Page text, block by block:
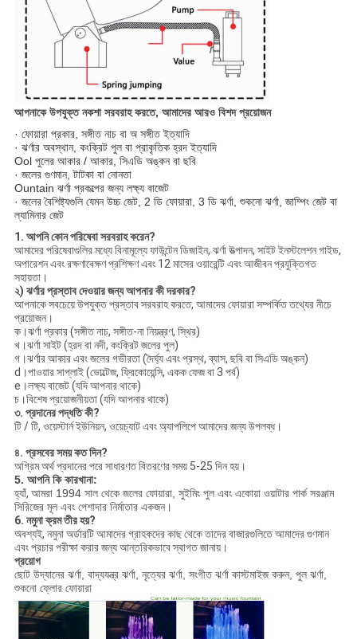
আপনাকে উপযুক্ত নকশা সরবরাহ করতে, আমাদের আরও বিশদ প্রয়োজন
· ফোয়ারা প্রকার, সঙ্গীত নাচ বা অ সঙ্গীত ইত্যাদি
· ঝর্ণার অবস্থান, কংক্রিট পুল বা প্রাকৃতিক হ্রদ ইত্যাদি
Ool পুলের আকার / আকার, সিএডি অঙ্কন বা ছবি
· জলের গুণমান, টাটকা বা নোনতা
Ountain ঝর্ণা প্রকল্পের জন্য লক্ষ্য বাজেট
· জলের বৈশিষ্ট্যগুলি যেমন উচ্চ জেট, 2 ডি ফোয়ারা, 3 ডি ঝর্ণা, শুকনো ঝর্ণা, জাম্পিং জেট বা
ল্যামিনার জেট
1. আপনি কোন পরিষেবা সরবরাহ করেন?
আমাদের পরিষেবাগুলির মধ্যে বিনামূল্যে ফাউন্টেন ডিজাইন, ঝর্ণা উত্পাদন, সাইট ইনস্টলেশন গাইড,
অপারেশন এবং রক্ষণাবেক্ষণ প্রশিক্ষণ এবং 12 মাসের ওয়ারেন্টি এবং আজীবন প্রযুক্তিগত
সহায়তা।
২) ঝর্ণার প্রস্তাব দেওয়ার জন্য আপনার কী দরকার?
আপনাকে সবচেয়ে উপযুক্ত প্রস্তাব সরবরাহ করতে, আমাদের ফোয়ারা সম্পর্কিত তথ্যের নীচে
প্রয়োজন।
ক।ঝর্ণা প্রকার (সঙ্গীত নাচ, সঙ্গীত-না নিয়ন্ত্রণ, স্থির)
খ।ঝর্ণা সাইট (হ্রদ বা নদী, কংক্রিট জলের পুল)
গ।ঝর্ণার আকার এবং জলের গভীরতা (দৈর্ঘ্য এবং প্রস্থ, ব্যাস, ছবি বা সিএডি অঙ্কন)
d।পাওয়ার সাপ্লাই (ভোল্টেজ, ফ্রিকোয়েন্সি, একক ফেজ বা 3 পর্ব)
e।লক্ষ্য বাজেট (যদি আপনার থাকে)
চ।বিশেষ প্রয়োজনীয়তা (যদি আপনার থাকে)
৩. প্রদানের পদ্ধতি কী?
টি / টি, ওয়েস্টার্ন ইউনিয়ন, ওয়েচ্যাট এবং অ্যাপলিপে আমাদের জন্য উপলব্ধ।
৪. প্রসবের সময় কত দিন?
অগ্রিম অর্থ প্রদানের পরে সাধারণত বিতরণের সময় 5-25 দিন হয়।
5. আপনি কি কারখানা:
হ্যাঁ, আমরা 1994 সাল থেকে জলের ফোয়ারা, সুইমিং পুল এবং একোয়া ওয়াটার পার্ক সরঞ্জাম
সিরিজের মূল এবং পেশাদার নির্মাতার একজন।
6. নমুনা ক্রম তীর হয়?
অবশ্যই, নমুনা অর্ডারটি আমাদের গ্রাহকদের কাছ থেকে তাদের বাজারগুলিতে আমাদের গুণমান
এবং প্রচার পরীক্ষা করার জন্য আন্তরিকভাবে স্বাগত জানায়।
প্রয়োগ
ছোট উদ্যানের ঝর্ণা, বাদ্যযন্ত্র ঝর্ণা, নৃত্যের ঝর্ণা, সংগীত ঝর্ণা কাস্টমাইজ করুন, পুল ঝর্ণা,
শুকনো ফ্লোর ফোয়ারা